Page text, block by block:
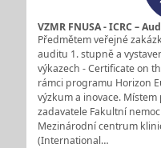
VZMR FNUSA - ICRC –
Předmětem veřejné
auditu 1. stupně a
výkazech - Certificate on
rámci programu Horizon
výzkum a inovace.
zadavatele Fakultní
Mezinárodní centrum
(International…